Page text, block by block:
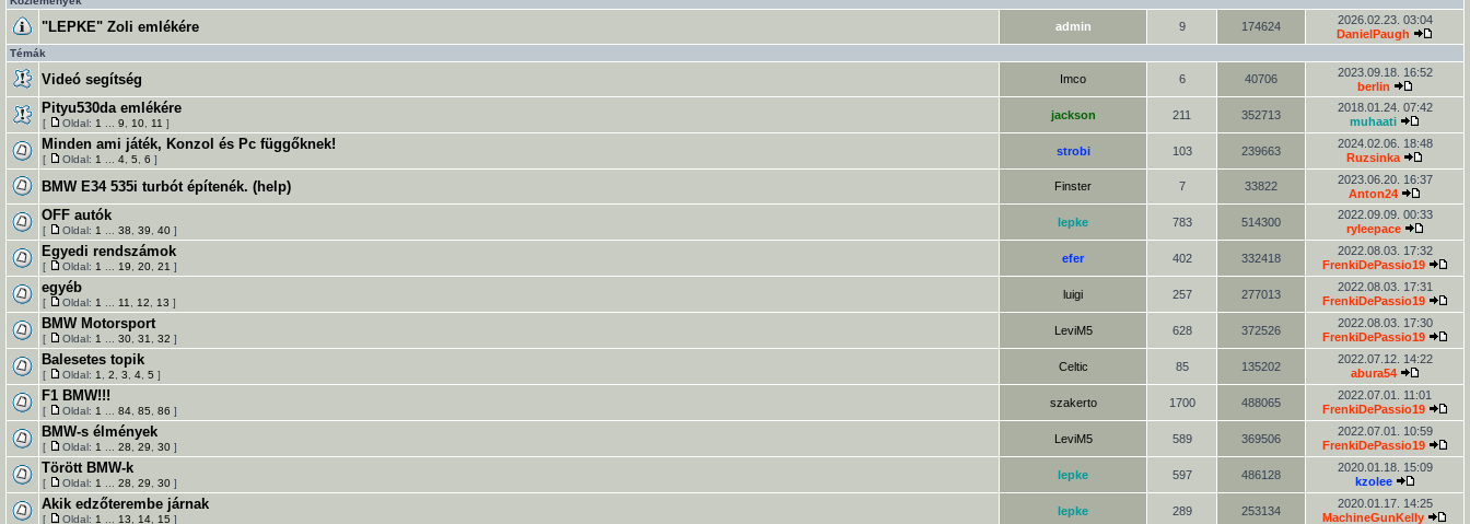
"LEPKE" Zoli emlékére admin 9 174624
2026.02.23. 03:04
DanielPaugh
Témák
Videó segítség Imco 6 40706
2023.09.18. 16:52
berlin
Pityu530da emlékére
[ Oldal: 1 9 10 11 ]
jackson 211 352713
2018.01.24. 07:42
muhaati
Minden ami játék, Konzol és Pc függőknek!
[ Oldal: 1 4 5 6 ]
strobi 103 239663
2024.02.06. 18:48
Ruzsinka
BMW E34 535i turbót építenék. (help) Finster 7 33822
2023.06.20. 16:37
Anton24
OFF autók
[ Oldal: 1 38 39 40 ]
lepke 783 514300
2022.09.09. 00:33
ryleepace
Egyedi rendszámok
[ Oldal: 1 19 20 21 ]
efer 402 332418
2022.08.03. 17:32
FrenkiDePassio19
egyéb
[ Oldal: 1 11 12 13 ]
luigi 257 277013
2022.08.03. 17:31
FrenkiDePassio19
BMW Motorsport
[ Oldal: 1 30 31 32 ]
LeviM5 628 372526
2022.08.03. 17:30
FrenkiDePassio19
Balesetes topik
[ Oldal: 1 2 3 4 5 ]
Celtic 85 135202
2022.07.12. 14:22
abura54
F1 BMW!!!
[ Oldal: 1 84 85 86 ]
szakerto 1700 488065
2022.07.01. 11:01
FrenkiDePassio19
BMW-s élmények
[ Oldal: 1 28 29 30 ]
LeviM5 589 369506
2022.07.01. 10:59
FrenkiDePassio19
Törött BMW-k
[ Oldal: 1 28 29 30 ]
lepke 597 486128
2020.01.18. 15:09
kzolee
Akik edzőterembe járnak
[ Oldal: 1 13 14 15 ]
lepke 289 253134
2020.01.17. 14:25
MachineGunKelly